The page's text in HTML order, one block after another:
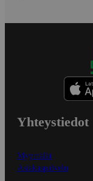
Yhteystiedot
Myymälät
Asiakaspalvelu